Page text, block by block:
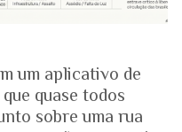
um aplicativo de
quase todos
sobre uma rua